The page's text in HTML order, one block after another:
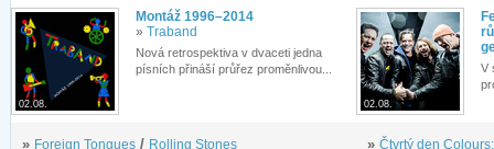
02.08.
Montáž 1996–2014
» Traband
Nová retrospektiva v dvaceti jedna
písních přináší průřez proměnlivou...
» Foreign Tongues / Rolling Stones
02.08.
V
» Čtvrtý den